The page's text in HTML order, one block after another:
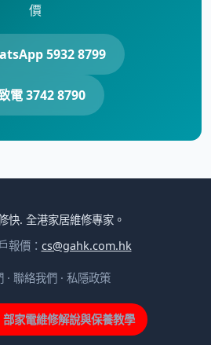
價
5932 8799
電 3742 8790
快. 全港家居維修專家。
報價： cs@gahk.com.hk
· 聯絡我們 · 私隱政策
家電維修解說與保養教學